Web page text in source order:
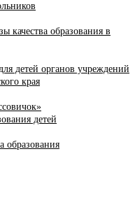
качества образования в
детей органов учреждений
края
детей
образования